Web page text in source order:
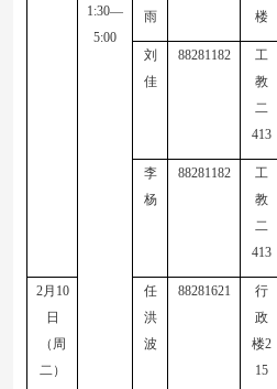
1:30—
5:00
雨
楼
刘
佳
88281182
工
教
二
413
李
杨
88281182
工
教
二
413
2月 10
日
（周
二）
任
洪
波
88281621
行
政
楼2
15